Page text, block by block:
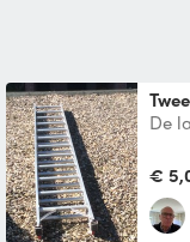
De
€